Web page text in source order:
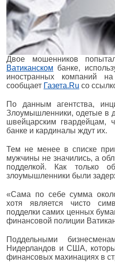
Двое мошенников
Ватиканском банке,
иностранных компаний
сообщает Газета.Ru со
По данным агентства,
Злоумышленники, одетые в
швейцарским гвардейцам,
банке и кардиналы ждут их.
Тем не менее в списке
мужчины не значились, а
подделкой. Как только
злоумышленники были
«Сама по себе сумма
хотя является чисто
подделки самих ценных
финансовой полиции
Поддельными
Нидерландов и США,
финансовых махинациях в